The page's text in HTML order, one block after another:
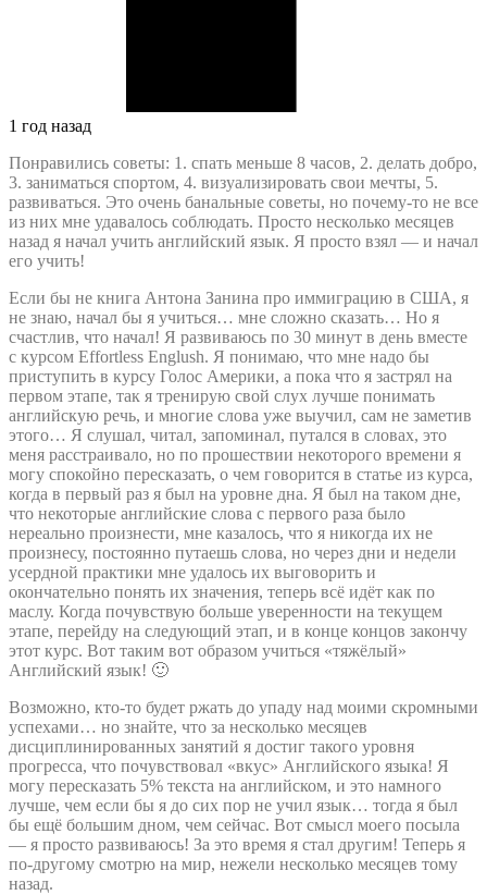
1 год назад
Понравились советы: 1. спать меньше 8 часов, 2. делать добро,
3. заниматься спортом, 4. визуализировать свои мечты, 5.
развиваться. Это очень банальные советы, но почему-то не все
из них мне удавалось соблюдать. Просто несколько месяцев
назад я начал учить английский язык. Я просто взял — и начал
его учить!
Если бы не книга Антона Занина про иммиграцию в США, я
не знаю, начал бы я учиться… мне сложно сказать… Но я
счастлив, что начал! Я развиваюсь по 30 минут в день вместе
с курсом Effortless Englush. Я понимаю, что мне надо бы
приступить в курсу Голос Америки, а пока что я застрял на
первом этапе, так я тренирую свой слух лучше понимать
английскую речь, и многие слова уже выучил, сам не заметив
этого… Я слушал, читал, запоминал, путался в словах, это
меня расстраивало, но по прошествии некоторого времени я
могу спокойно пересказать, о чем говорится в статье из курса,
когда в первый раз я был на уровне дна. Я был на таком дне,
что некоторые английские слова с первого раза было
нереально произнести, мне казалось, что я никогда их не
произнесу, постоянно путаешь слова, но через дни и недели
усердной практики мне удалось их выговорить и
окончательно понять их значения, теперь всё идёт как по
маслу. Когда почувствую больше уверенности на текущем
этапе, перейду на следующий этап, и в конце концов закончу
этот курс. Вот таким вот образом учиться «тяжёлый»
Английский язык! 🙂
Возможно, кто-то будет ржать до упаду над моими скромными
успехами… но знайте, что за несколько месяцев
дисциплинированных занятий я достиг такого уровня
прогресса, что почувствовал «вкус» Английского языка! Я
могу пересказать 5% текста на английском, и это намного
лучше, чем если бы я до сих пор не учил язык… тогда я был
бы ещё большим дном, чем сейчас. Вот смысл моего посыла
— я просто развиваюсь! За это время я стал другим! Теперь я
по-другому смотрю на мир, нежели несколько месяцев тому
назад.